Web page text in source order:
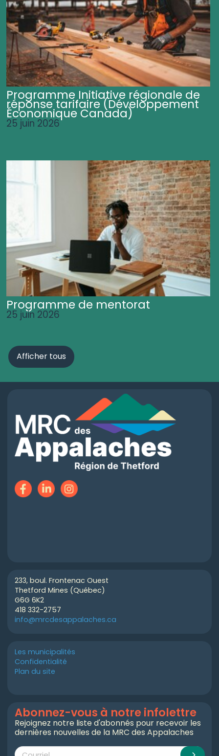
Programme Initiative régionale de
réponse tarifaire (Développement
Économique Canada)
25 juin 2026
Programme de mentorat
25 juin 2026
Afficher tous
233, boul. Frontenac Ouest
Thetford Mines (Québec)
G6G 6K2
418 332-2757
info@mrcdesappalaches.ca
Les municipalités
Confidentialité
Plan du site
Abonnez-vous à notre infolettre
Rejoignez notre liste d'abonnés pour recevoir les
dernières nouvelles de la MRC des Appalaches